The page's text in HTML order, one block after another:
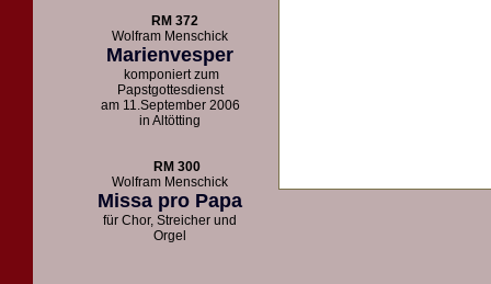
RM 372
Wolfram Menschick
Marienvesper
komponiert zum
Papstgottesdienst
am 11.September 2006
in Altötting
RM 300
Wolfram Menschick
Missa pro Papa
für Chor, Streicher und
Orgel